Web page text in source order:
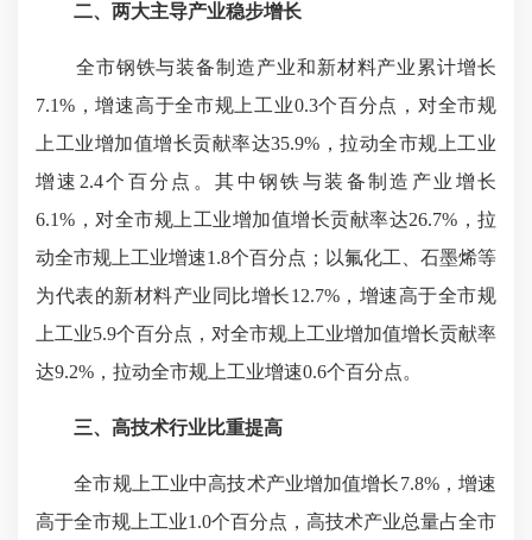
二、两大主导产业稳步增长
全市钢铁与装备制造产业和新材料产业累计增长
7.1%，增速高于全市规上工业0.3个百分点，对全市规
上工业增加值增长贡献率达35.9%，拉动全市规上工业
增速2.4个百分点。其中钢铁与装备制造产业增长
6.1%，对全市规上工业增加值增长贡献率达26.7%，拉
动全市规上工业增速1.8个百分点；以氟化工、石墨烯等
为代表的新材料产业同比增长12.7%，增速高于全市规
上工业5.9个百分点，对全市规上工业增加值增长贡献率
达9.2%，拉动全市规上工业增速0.6个百分点。
三、高技术行业比重提高
全市规上工业中高技术产业增加值增长7.8%，增速
高于全市规上工业1.0个百分点，高技术产业总量占全市